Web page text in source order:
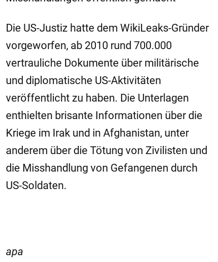
Die US-Justiz hatte dem WikiLeaks-Gründer
vorgeworfen, ab 2010 rund 700.000
vertrauliche Dokumente über militärische
und diplomatische US-Aktivitäten
veröffentlicht zu haben. Die Unterlagen
enthielten brisante Informationen über die
Kriege im Irak und in Afghanistan, unter
anderem über die Tötung von Zivilisten und
die Misshandlung von Gefangenen durch
US-Soldaten.
apa